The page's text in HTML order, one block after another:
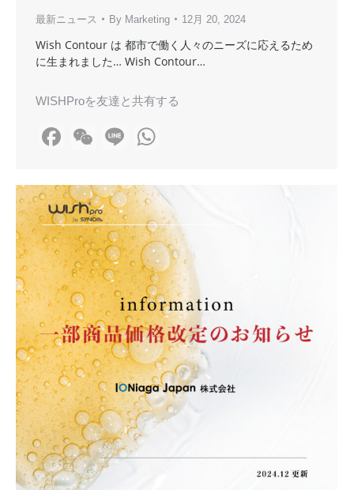
最新ニュース By Marketing 12月 20, 2024
Wish Contour は 都市で働く人々のニーズに応えるため
に生まれました… Wish Contour…
WISHProを友達と共有する
Facebook
WeChat
Line